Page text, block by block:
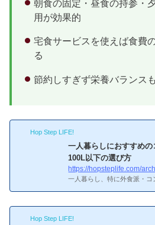
朝食の固定・昼食の持参・
用が効果的
宅食サービスを使えば食費
る
節約しすぎず栄養バランス
Hop Step LIFE!
一人暮らしにおすすめの
100L以下の選び方
https://hopsteplife.com/
一人暮らし、特に外食派・
小型冷蔵庫の選び方とおすす
Hop Step LIFE!